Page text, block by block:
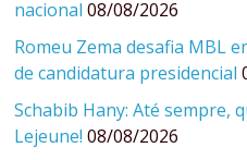
nacional 08/08/2026
Romeu Zema desafia MBL
de candidatura presidencial
Schabib Hany: Até sempre,
Lejeune! 08/08/2026